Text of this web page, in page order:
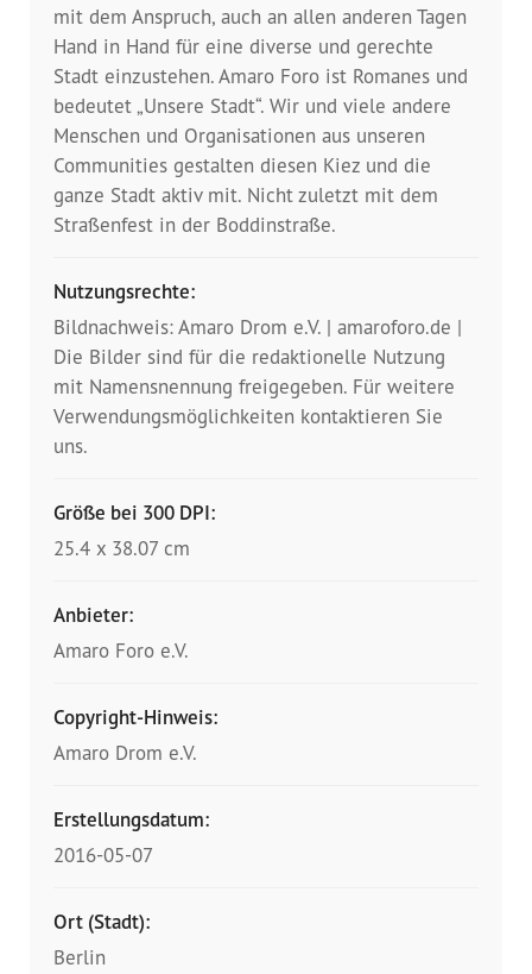
Positionen
Pressespiegel
Glossar
Newsletter
Fotos
mit dem Anspruch, auch an allen anderen Tagen
Hand in Hand für eine diverse und gerechte
Stadt einzustehen. Amaro Foro ist Romanes und
bedeutet „Unsere Stadt“. Wir und viele andere
Menschen und Organisationen aus unseren
Communities gestalten diesen Kiez und die
ganze Stadt aktiv mit. Nicht zuletzt mit dem
Straßenfest in der Boddinstraße.
Nutzungsrechte:
Bildnachweis: Amaro Drom e.V. | amaroforo.de |
Die Bilder sind für die redaktionelle Nutzung
mit Namensnennung freigegeben. Für weitere
Verwendungsmöglichkeiten kontaktieren Sie
uns.
Größe bei 300 DPI:
25.4 x 38.07 cm
Anbieter:
Amaro Foro e.V.
Copyright-Hinweis:
Amaro Drom e.V.
Erstellungsdatum:
2016-05-07
Ort (Stadt):
Berlin